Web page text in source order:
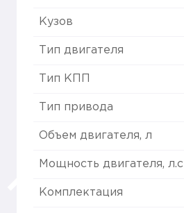
Кузов
Тип двигателя
Тип КПП
Тип привода
Объем двигателя, л
Мощность двигателя, л.с
Комплектация